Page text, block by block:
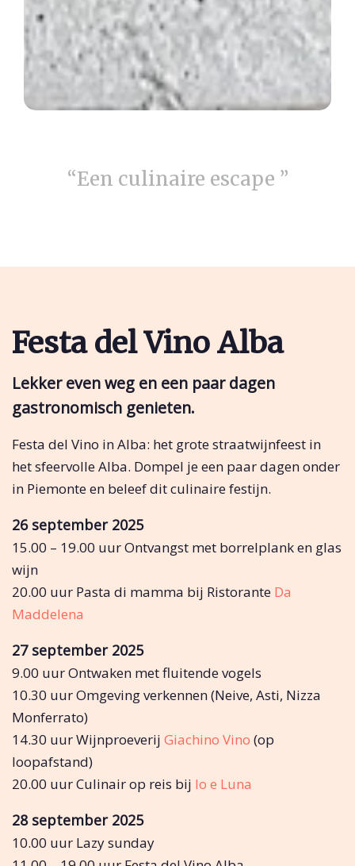
“Een culinaire escape ”
Festa del Vino Alba
Lekker even weg en een paar dagen
gastronomisch genieten.
Festa del Vino in Alba: het grote straatwijnfeest in
het sfeervolle Alba. Dompel je een paar dagen onder
in Piemonte en beleef dit culinaire festijn.
26 september 2025
15.00 – 19.00 uur Ontvangst met borrelplank en glas
wijn
20.00 uur Pasta di mamma bij Ristorante Da
Maddelena
27 september 2025
9.00 uur Ontwaken met fluitende vogels
10.30 uur Omgeving verkennen (Neive, Asti, Nizza
Monferrato)
14.30 uur Wijnproeverij Giachino Vino (op
loopafstand)
20.00 uur Culinair op reis bij Io e Luna
28 september 2025
10.00 uur Lazy sunday